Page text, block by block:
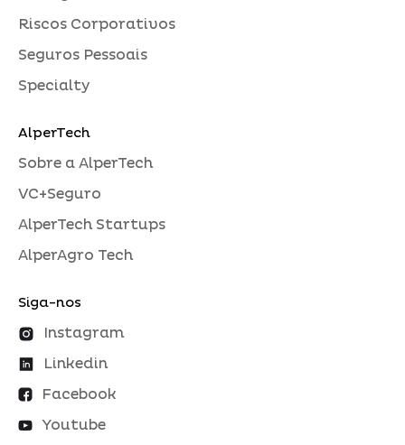
Riscos Corporativos
Seguros Pessoais
Specialty
AlperTech
Sobre a AlperTech
VC+Seguro
AlperTech Startups
AlperAgro Tech
Siga-nos
Instagram
Linkedin
Facebook
Youtube